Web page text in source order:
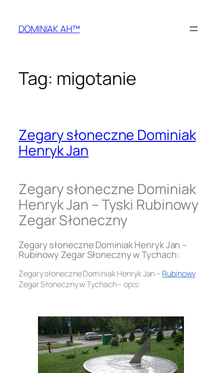
treściDOMINIAK AH™
Tag: migotanie
Zegary słoneczne Dominiak
Henryk Jan
Zegary słoneczne Dominiak
Henryk Jan – Tyski Rubinowy
Zegar Słoneczny
Zegary słoneczne Dominiak Henryk Jan –
Rubinowy Zegar Słoneczny w Tychach:
Zegary słoneczne Dominiak Henryk Jan – Rubinowy
Zegar Słoneczny w Tychach – opis: